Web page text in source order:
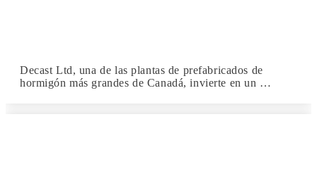
Decast Ltd, una de las plantas de prefabricados de
hormigón más grandes de Canadá, invierte en un …